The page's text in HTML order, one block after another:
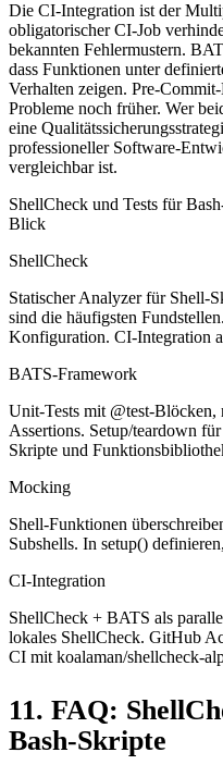
Die CI-Integration ist der
obligatorischer CI-Job
bekannten Fehlermustern.
dass Funktionen unter
Verhalten zeigen. Pre-
Probleme noch früher. Wer
eine
professioneller Software-
vergleichbar ist.
ShellCheck und Tests für
Blick
ShellCheck
Statischer Analyzer für Shell-
sind die häufigsten
Konfiguration. CI-Integration
BATS-Framework
Unit-Tests mit @test-Blöcken,
Assertions. Setup/teardown
Skripte und
Mocking
Shell-Funktionen
Subshells. In setup()
CI-Integration
ShellCheck + BATS als
lokales ShellCheck. GitHub
CI mit koalaman/shellcheck-
11. FAQ:
Bash-Skripte